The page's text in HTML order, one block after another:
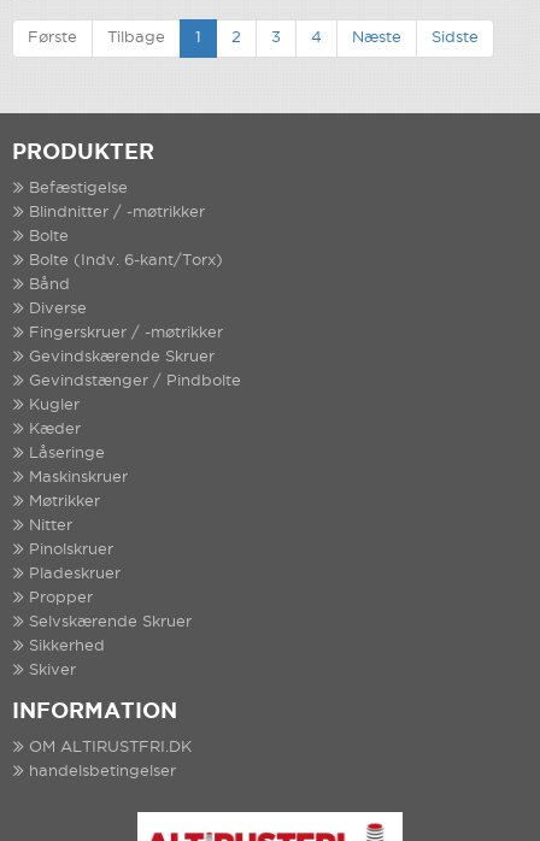
Første Tilbage 1 2 3 4 Næste Sidste
PRODUKTER
Befæstigelse
Blindnitter / -møtrikker
Bolte
Bolte (Indv. 6-kant/Torx)
Bånd
Diverse
Fingerskruer / -møtrikker
Gevindskærende Skruer
Gevindstænger / Pindbolte
Kugler
Kæder
Låseringe
Maskinskruer
Møtrikker
Nitter
Pinolskruer
Pladeskruer
Propper
Selvskærende Skruer
Sikkerhed
Skiver
INFORMATION
OM ALTIRUSTFRI.DK
handelsbetingelser